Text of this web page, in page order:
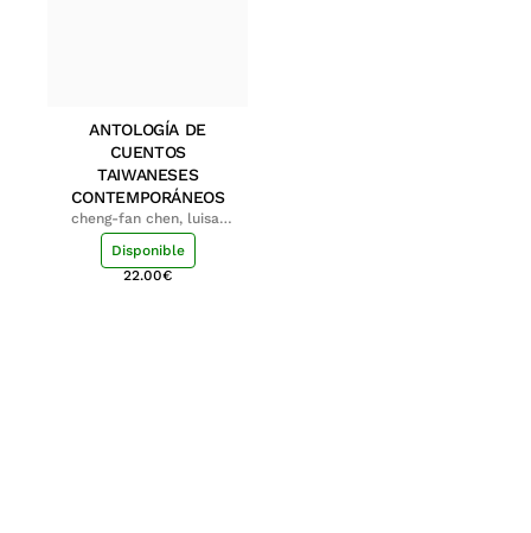
ANTOLOGÍA DE
CUENTOS
TAIWANESES
CONTEMPORÁNEOS
cheng-fan chen, luisa;
shu-ying chang, luisa
Disponible
22.00€